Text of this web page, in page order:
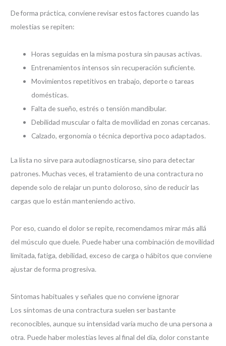
De forma práctica, conviene revisar estos factores cuando las
molestias se repiten:
Horas seguidas en la misma postura sin pausas activas.
Entrenamientos intensos sin recuperación suficiente.
Movimientos repetitivos en trabajo, deporte o tareas
domésticas.
Falta de sueño, estrés o tensión mandibular.
Debilidad muscular o falta de movilidad en zonas cercanas.
Calzado, ergonomía o técnica deportiva poco adaptados.
La lista no sirve para autodiagnosticarse, sino para detectar
patrones. Muchas veces, el tratamiento de una contractura no
depende solo de relajar un punto doloroso, sino de reducir las
cargas que lo están manteniendo activo.
Por eso, cuando el dolor se repite, recomendamos mirar más allá
del músculo que duele. Puede haber una combinación de movilidad
limitada, fatiga, debilidad, exceso de carga o hábitos que conviene
ajustar de forma progresiva.
Síntomas habituales y señales que no conviene ignorar
Los síntomas de una contractura suelen ser bastante
reconocibles, aunque su intensidad varía mucho de una persona a
otra. Puede haber molestias leves al final del día, dolor constante